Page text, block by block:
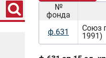
№
фонда
ф.631
Союз
1991)